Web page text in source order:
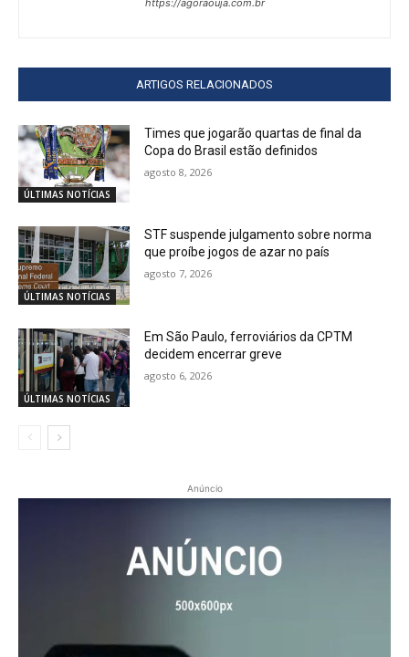
ARTIGOS RELACIONADOS
ÚLTIMAS NOTÍCIAS
Times que jogarão quartas de final da
Copa do Brasil estão definidos
agosto 8, 2026
ÚLTIMAS NOTÍCIAS
STF suspende julgamento sobre norma
que proíbe jogos de azar no país
agosto 7, 2026
ÚLTIMAS NOTÍCIAS
Em São Paulo, ferroviários da CPTM
decidem encerrar greve
agosto 6, 2026
Anúncio